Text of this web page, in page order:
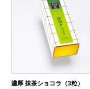
濃厚 抹茶ショコラ（3粒）